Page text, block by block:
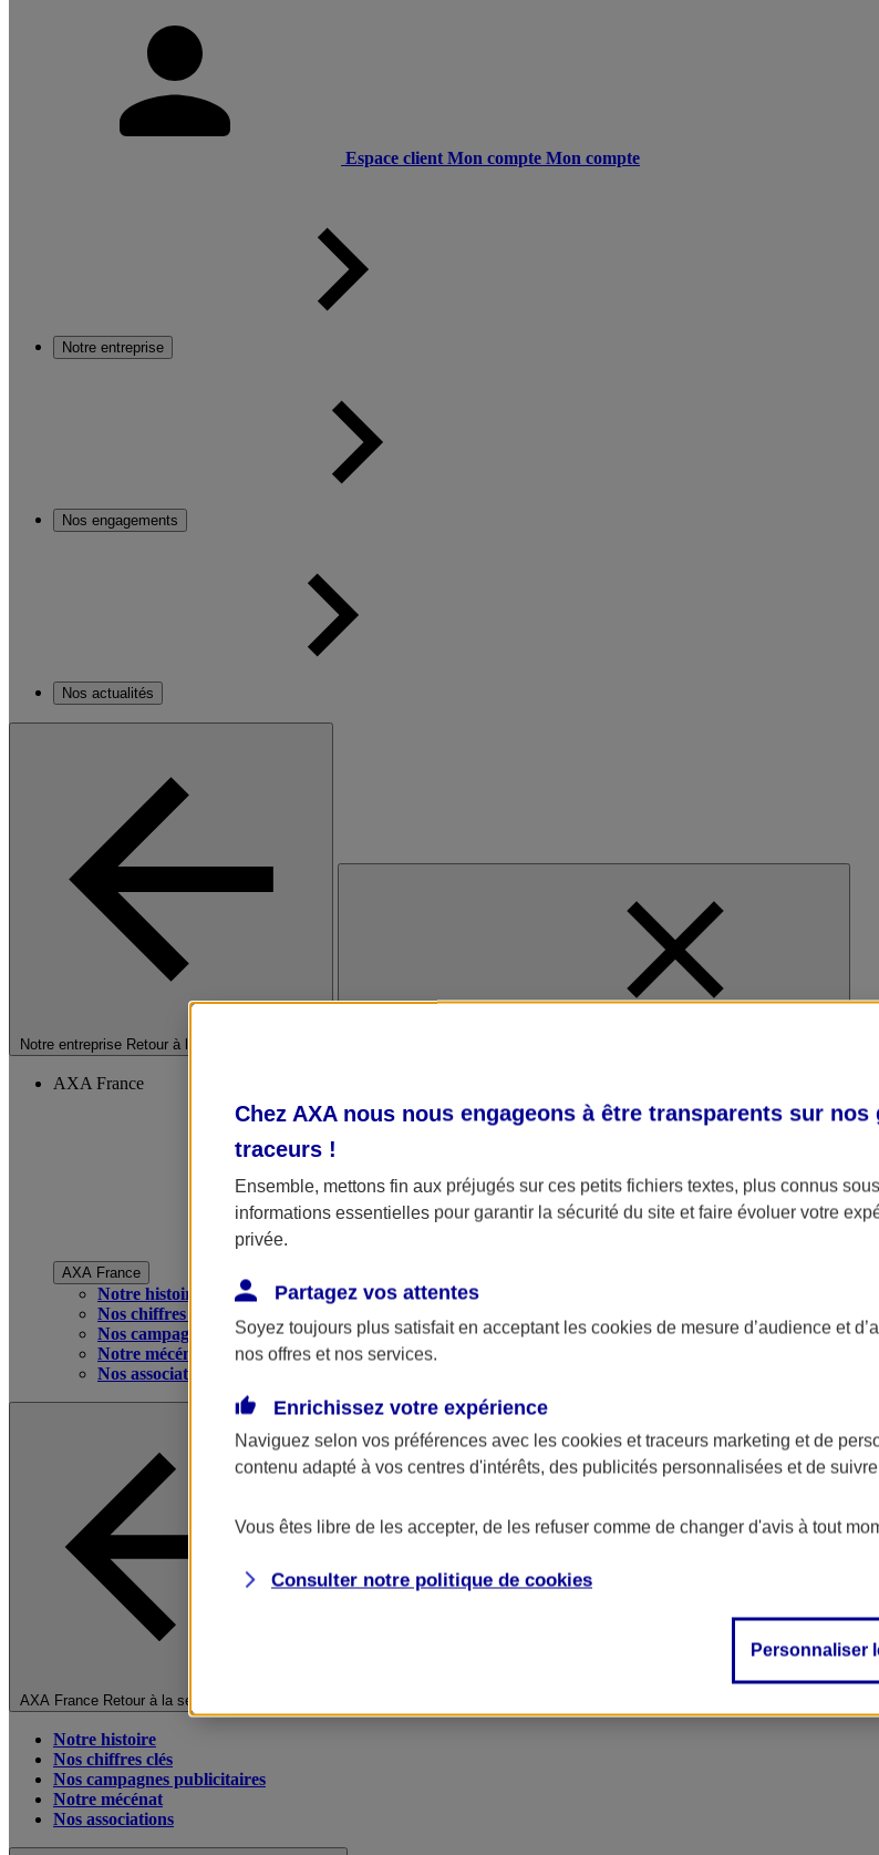
Espace client Mon compte Mon compte
Notre entreprise
Nos engagements
Nos actualités
Notre entreprise Retour à la section précédente
AXA France
AXA France
Notre histoire
Nos chiffres clés
Nos campagnes publicitaires
Notre mécénat
Nos associations
AXA France Retour à la section précédente
Notre histoire
Nos chiffres clés
Nos campagnes publicitaires
Notre mécénat
Nos associations
Chez AXA nous nous engageons à être transparents sur
traceurs !
Ensemble, mettons fin aux préjugés sur ces petits fichiers textes, plus connus
informations essentielles pour garantir la sécurité du site et faire évoluer votre
privée.
Partagez vos attentes
Soyez toujours plus satisfait en acceptant les cookies de mesure d’audience et
nos offres et nos services.
Enrichissez votre expérience
Naviguez selon vos préférences avec les cookies et traceurs marketing et de
contenu adapté à vos centres d'intérêts, des publicités personnalisées et de
Vous êtes libre de les accepter, de les refuser comme de changer d'avis à tout
Consulter notre politique de cookies
Personnaliser